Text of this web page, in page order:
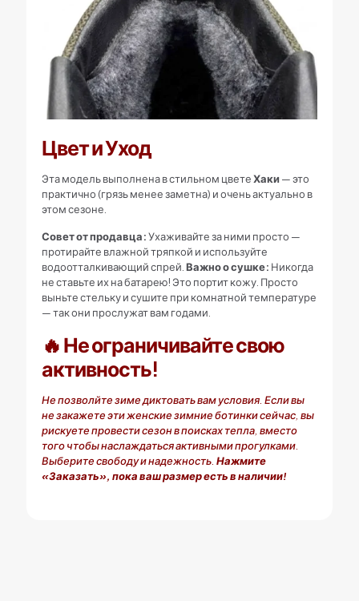
Цвет и Уход
Эта модель выполнена в стильном цветеХаки— это
практично (грязь менее заметна) и очень актуально в
этом сезоне.
Совет от продавца:Ухаживайте за ними просто —
протирайте влажной тряпкой и используйте
водоотталкивающий спрей. Важно о сушке: Никогда
не ставьте их на батарею! Это портит кожу. Просто
выньте стельку и сушите при комнатной температуре
— так они прослужат вам годами.
🔥Не ограничивайте свою
активность!
Не позволйте зиме диктовать вам условия. Если вы
не закажете эти женские зимние ботинки сейчас, вы
рискуете провести сезон в поисках тепла, вместо
того чтобы наслаждаться активными прогулками.
Выберите свободу и надежность. Нажмите
«Заказать», пока ваш размер есть в наличии!